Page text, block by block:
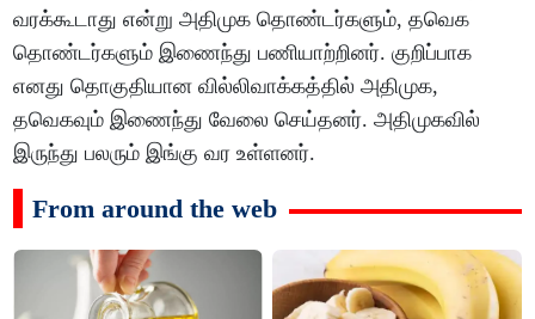
வரக்கூடாது என்று அதிமுக தொண்டர்களும், தவெக
தொண்டர்களும் இணைந்து பணி‌யாற்றினர். குறிப்பாக
எனது தொகுதியான வில்லிவாக்கத்தில் அதிமுக,
தவெகவும் இணைந்து வேலை செய்தனர். அதிமுகவில்
இருந்து பலரும் இங்கு வர உள்ளனர்.
From around the web